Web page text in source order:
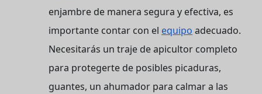
enjambre de manera segura y efectiva, es
importante contar con el equipo adecuado.
Necesitarás un traje de apicultor completo
para protegerte de posibles picaduras,
guantes, un ahumador para calmar a las